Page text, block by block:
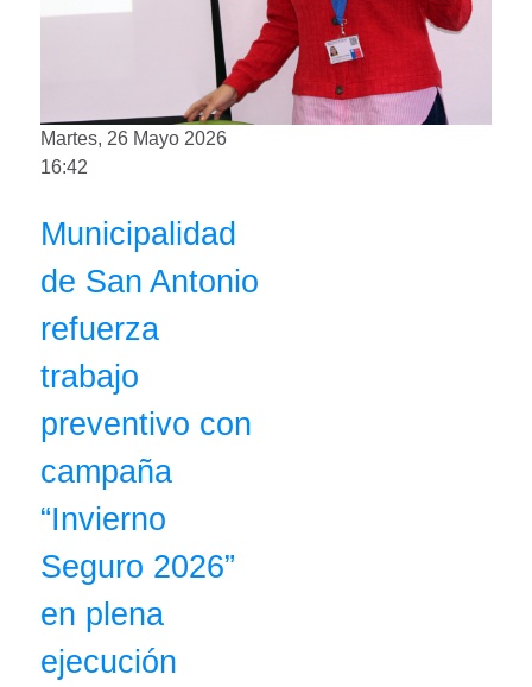
Martes, 26 Mayo 2026
16:42
Municipalidad
de San Antonio
refuerza
trabajo
preventivo con
campaña
“Invierno
Seguro 2026”
en plena
ejecución